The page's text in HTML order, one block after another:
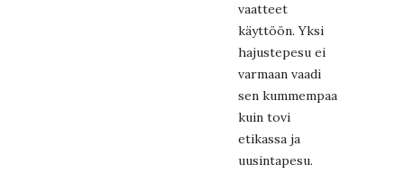
vaatteet
käyttöön. Yksi
hajustepesu ei
varmaan vaadi
sen kummempaa
kuin tovi
etikassa ja
uusintapesu.